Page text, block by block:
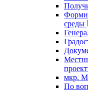
среды
мкр.
По